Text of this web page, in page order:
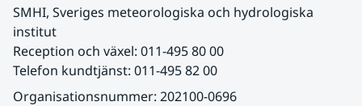
SMHI, Sveriges meteorologiska och hydrologiska
institut
Reception och växel: 011-495 80 00
Telefon kundtjänst: 011-495 82 00
Organisationsnummer: 202100-0696